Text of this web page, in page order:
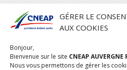
GÉRER LE
AUX COOKIES
Bonjour,
Bienvenue sur le site CNEAP AUVERGNE
Nous vous permettons de gérer les
